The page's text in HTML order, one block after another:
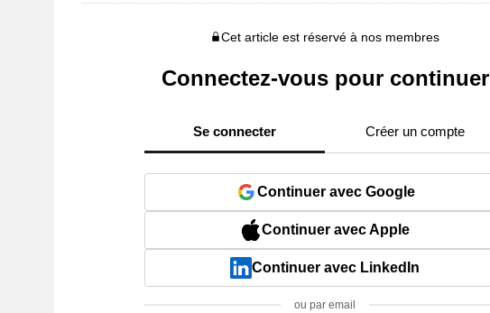
Cet article est réservé à nos membres
Connectez-vous pour continuer
Se connecter Créer un compte
Continuer avec Google
Continuer avec Apple
Continuer avec LinkedIn
ou par email